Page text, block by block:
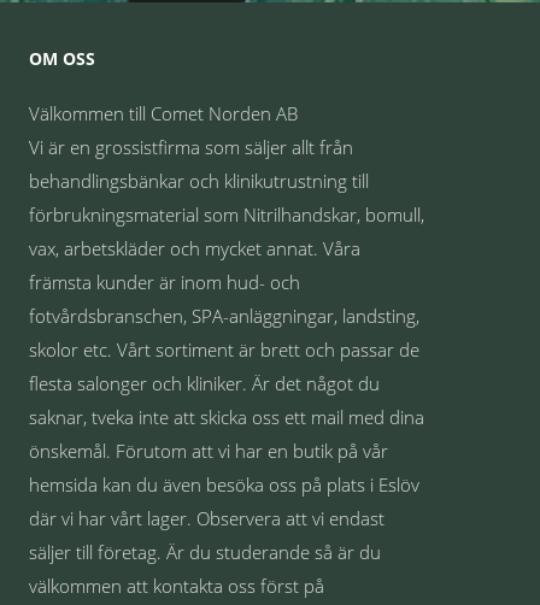
OM OSS
Välkommen till Comet Norden AB
Vi är en grossistfirma som säljer allt från
behandlingsbänkar och klinikutrustning till
förbrukningsmaterial som Nitrilhandskar, bomull,
vax, arbetskläder och mycket annat. Våra
främsta kunder är inom hud- och
fotvårdsbranschen, SPA-anläggningar, landsting,
skolor etc. Vårt sortiment är brett och passar de
flesta salonger och kliniker. Är det något du
saknar, tveka inte att skicka oss ett mail med dina
önskemål. Förutom att vi har en butik på vår
hemsida kan du även besöka oss på plats i Eslöv
där vi har vårt lager. Observera att vi endast
säljer till företag. Är du studerande så är du
välkommen att kontakta oss först på